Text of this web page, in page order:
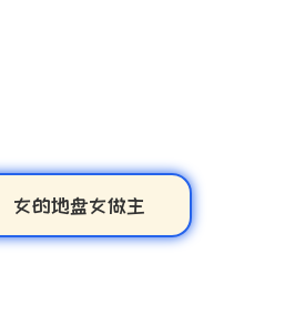
女的地盘女做主